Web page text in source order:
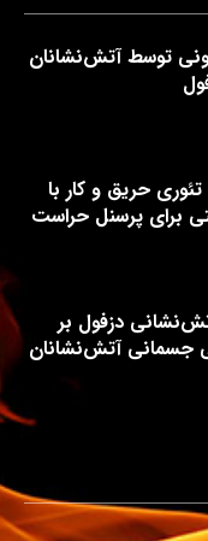
توسط آتش‌نشانان
تئوری حریق و کار با
برای پرسنل حراست
دزفول بر
جسمانی آتش‌نشانان